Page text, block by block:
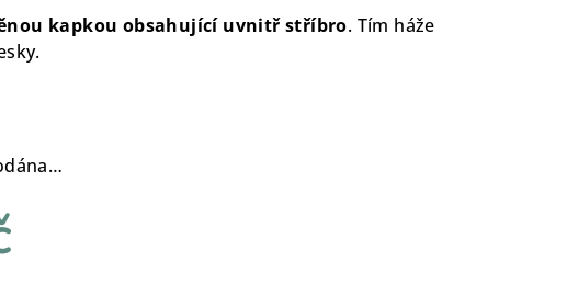
kapkou obsahující uvnitř stříbro. Tím háže